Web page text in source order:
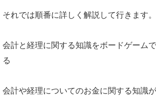
それでは順番に詳しく解説して行きます。
会計と経理に関する知識をボードゲーム
る
会計や経理についてのお金に関する知識